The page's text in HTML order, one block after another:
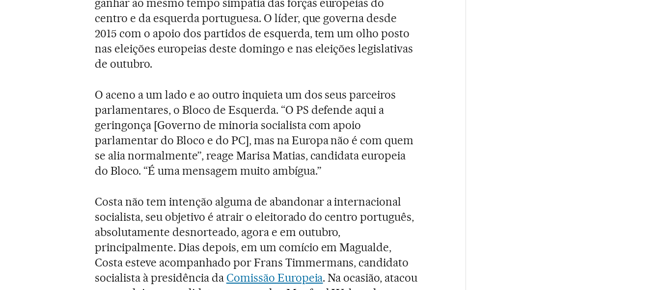
ganhar ao mesmo tempo simpatia das forças europeias do
centro e da esquerda portuguesa. O líder, que governa desde
2015 com o apoio dos partidos de esquerda, tem um olho posto
nas eleições europeias deste domingo e nas eleições legislativas
de outubro.
O aceno a um lado e ao outro inquieta um dos seus parceiros
parlamentares, o Bloco de Esquerda. “O PS defende aqui a
geringonça [Governo de minoria socialista com apoio
parlamentar do Bloco e do PC], mas na Europa não é com quem
se alia normalmente”, reage Marisa Matias, candidata europeia
do Bloco. “É uma mensagem muito ambígua.”
Costa não tem intenção alguma de abandonar a internacional
socialista, seu objetivo é atrair o eleitorado do centro português,
absolutamente desnorteado, agora e em outubro,
principalmente. Dias depois, em um comício em Magualde,
Costa esteve acompanhado por Frans Timmermans, candidato
socialista à presidência da Comissão Europeia. Na ocasião, atacou